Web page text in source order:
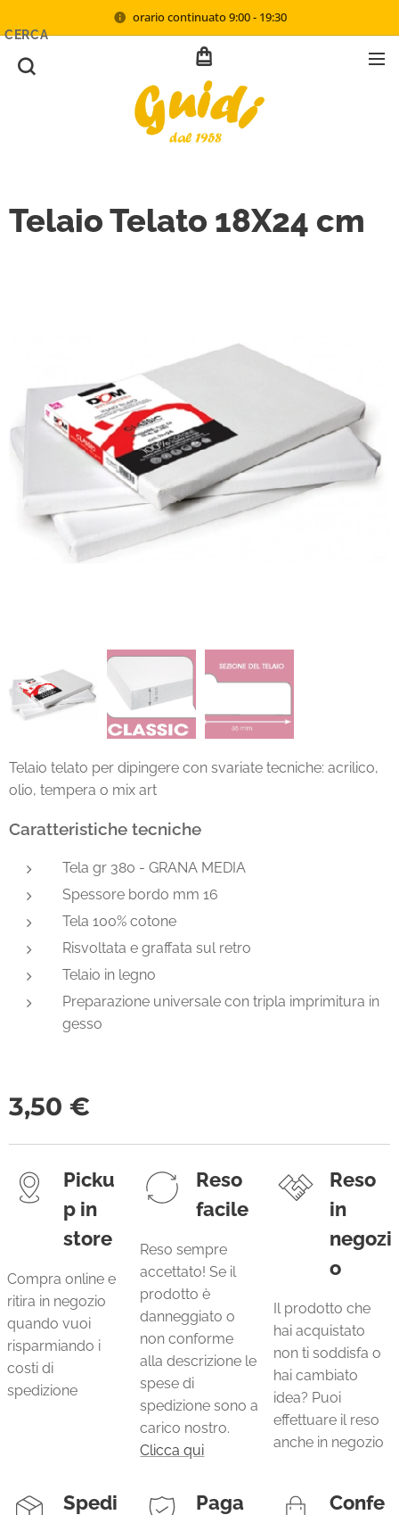
orario continuato 9:00 - 19:30
CERCA
Telaio Telato 18X24 cm
Telaio telato per dipingere con svariate tecniche: acrilico,
olio, tempera o mix art
Caratteristiche tecniche
Tela gr 380 - GRANA MEDIA
Spessore bordo mm 16
Tela 100% cotone
Risvoltata e graffata sul retro
Telaio in legno
Preparazione universale con tripla imprimitura in
gesso
3,50 €
Picku
p in
store
Compra online e
ritira in negozio
quando vuoi
risparmiando i
costi di
spedizione
Reso
facile
Reso sempre
accettato! Se il
prodotto è
danneggiato o
non conforme
alla descrizione le
spese di
spedizione sono a
carico nostro.
Clicca qui
Reso
in
negozi
o
Il prodotto che
hai acquistato
non ti soddisfa o
hai cambiato
idea? Puoi
effettuare il reso
anche in negozio
Spedi
Paga
Confe